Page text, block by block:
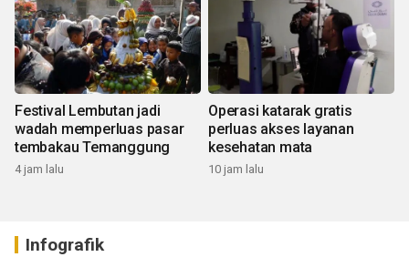
Festival Lembutan jadi
wadah memperluas pasar
tembakau Temanggung
4 jam lalu
Operasi katarak gratis
perluas akses layanan
kesehatan mata
10 jam lalu
Infografik